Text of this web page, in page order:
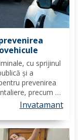
cu sprijinul
și a
prevenirea
precum și
deInvatamant